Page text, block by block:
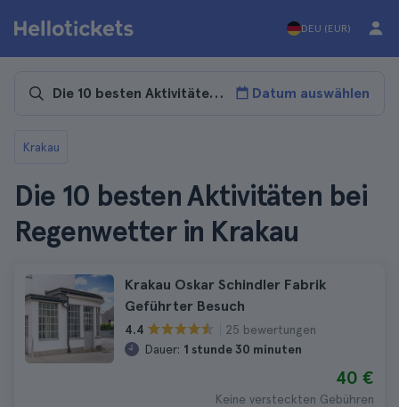
DEU (EUR)
Datum auswählen
Krakau
Die 10 besten Aktivitäten bei
Regenwetter in Krakau
Krakau Oskar Schindler Fabrik
Geführter Besuch
4.4
25 bewertungen
Dauer: 1 stunde 30 minuten
40 €
Keine versteckten Gebühren